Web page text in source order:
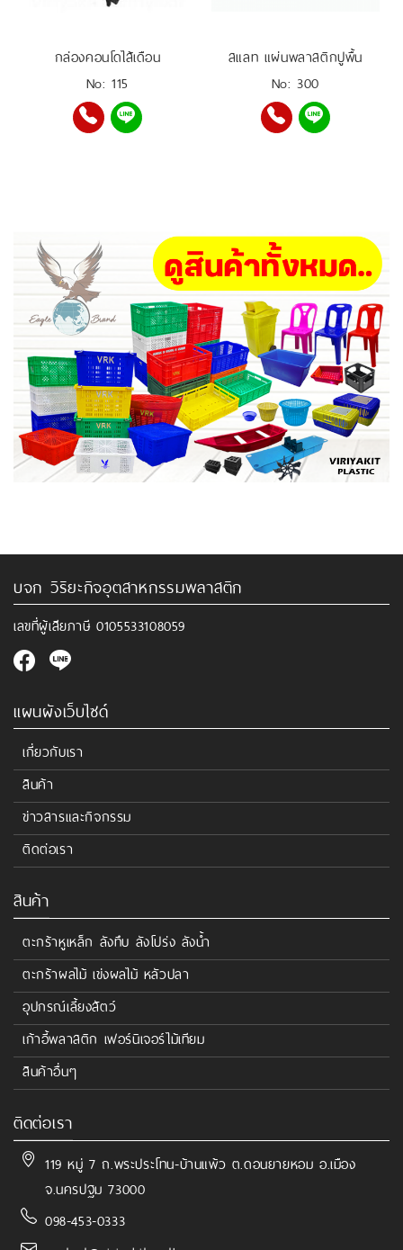
กล่องคอนโดไส้เดือน
No: 115
สแลท แผ่นพลาสติกปูพื้น
No: 300
บจก วิริยะกิจอุตสาหกรรมพลาสติก
เลขที่ผู้เสียภาษี0105533108059
แผนผังเว็บไซด์
เกี่ยวกับเรา
สินค้า
ข่าวสารและกิจกรรม
ติดต่อเรา
สินค้า
ตะกร้าหูเหล็ก ลังทึบ ลังโปร่ง ลังน้ำ
ตะกร้าผลไม้ เข่งผลไม้ หลัวปลา
อุปกรณ์เลี้ยงสัตว์
เก้าอี้พลาสติก เฟอร์นิเจอร์ไม้เทียม
สินค้าอื่นๆ
ติดต่อเรา
119 หมู่ 7 ถ.พระประโทน-บ้านแพ้ว ต.ดอนยายหอม อ.เมือง
จ.นครปฐม 73000
098-453-0333